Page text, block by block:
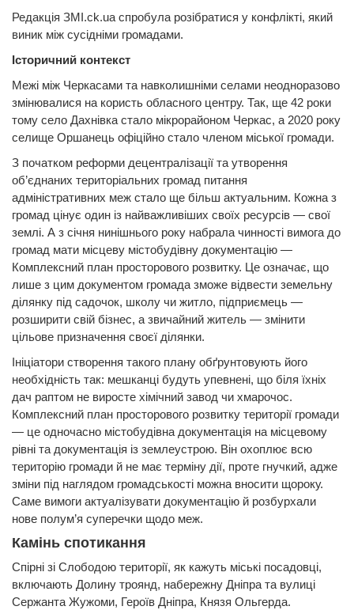
Редакція ЗМІ.ck.ua спробула розібратися у конфлікті, який
виник між сусідніми громадами.
Історичний контекст
Межі між Черкасами та навколишніми селами неодноразово
змінювалися на користь обласного центру. Так, ще 42 роки
тому село Дахнівка стало мікрорайоном Черкас, а 2020 року
селище Оршанець офіційно стало членом міської громади.
З початком реформи децентралізації та утворення
об’єднаних територіальних громад питання
адміністративних меж стало ще більш актуальним. Кожна з
громад цінує один із найважливіших своїх ресурсів — свої
землі. А з січня нинішнього року набрала чинності вимога до
громад мати місцеву містобудівну документацію —
Комплексний план просторового розвитку. Це означає, що
лише з цим документом громада зможе відвести земельну
ділянку під садочок, школу чи житло, підприємець —
розширити свій бізнес, а звичайний житель — змінити
цільове призначення своєї ділянки.
Ініціатори створення такого плану обґрунтовують його
необхідність так: мешканці будуть упевнені, що біля їхніх
дач раптом не виросте хімічний завод чи хмарочос.
Комплексний план просторового розвитку території громади
— це одночасно містобудівна документація на місцевому
рівні та документація із землеустрою. Він охоплює всю
територію громади й не має терміну дії, проте гнучкий, адже
зміни під наглядом громадськості можна вносити щороку.
Саме вимоги актуалізувати документацію й розбурхали
нове полум’я суперечки щодо меж.
Камінь спотикання
Спірні зі Слободою території, як кажуть міські посадовці,
включають Долину троянд, набережну Дніпра та вулиці
Сержанта Жужоми, Героїв Дніпра, Князя Ольгерда.